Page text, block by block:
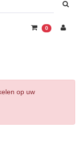
0
op uw